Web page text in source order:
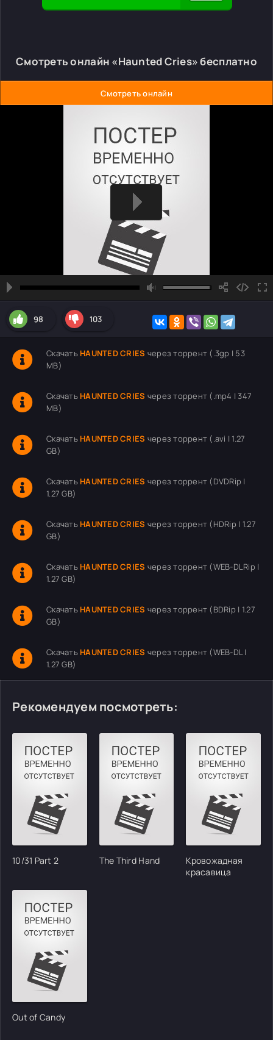
Смотреть онлайн «Haunted Cries» бесплатно
Смотреть онлайн
98 103
Скачать HAUNTED CRIES через торрент (.3gp | 53
MB)
Скачать HAUNTED CRIES через торрент (.mp4 | 347
MB)
Скачать HAUNTED CRIES через торрент (.avi | 1.27
GB)
Скачать HAUNTED CRIES через торрент (DVDRip |
1.27 GB)
Скачать HAUNTED CRIES через торрент (HDRip | 1.27
GB)
Скачать HAUNTED CRIES через торрент (WEB-DLRip |
1.27 GB)
Скачать HAUNTED CRIES через торрент (BDRip | 1.27
GB)
Скачать HAUNTED CRIES через торрент (WEB-DL |
1.27 GB)
Рекомендуем посмотреть:
10/31 Part 2 The Third Hand
Кровожадная
красавица
Out of Candy